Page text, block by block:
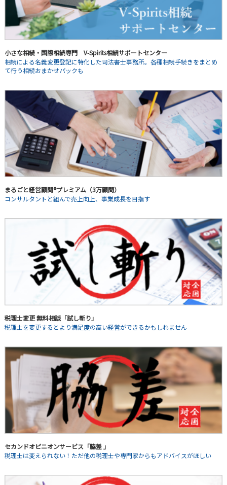
小さな相続・国際相続専門 V-Spirits相続サポートセンター
相続による名義変更登記に特化した司法書士事務所。各種相続手続きをまとめ
て行う相続おまかせパックも
まるごと経営顧問®プレミアム（3万顧問）
コンサルタントと組んで売上向上、事業成長を目指す
税理士変更 無料相談「試し斬り」
税理士を変更するとより満足度の高い経営ができるかもしれません
セカンドオピニオンサービス「脇差 」
税理士は変えられない！ただ他の税理士や専門家からもアドバイスがほしい